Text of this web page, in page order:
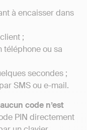
à encaisser dans
;
téléphone ou sa
secondes ;
SMS ou e-mail.
aucun code n’est
PIN directement